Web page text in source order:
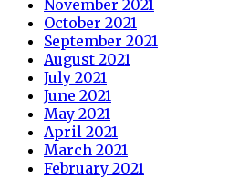
November 2021
October 2021
September 2021
August 2021
July 2021
June 2021
May 2021
April 2021
March 2021
February 2021